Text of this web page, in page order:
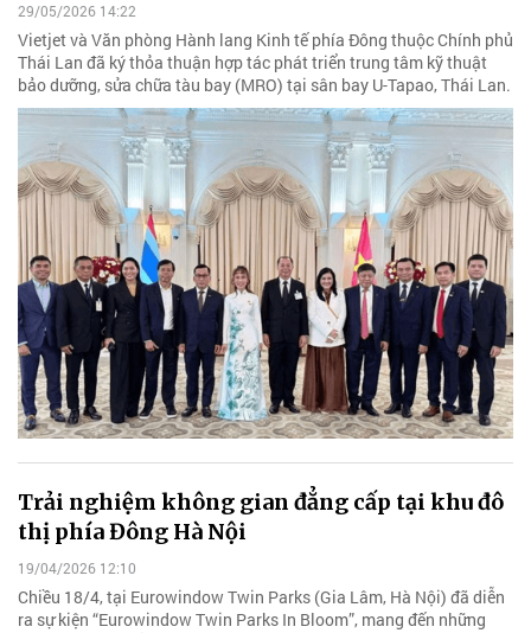
29/05/2026 14:22
Vietjet và Văn phòng Hành lang Kinh tế phía Đông thuộc Chính phủ
Thái Lan đã ký thỏa thuận hợp tác phát triển trung tâm kỹ thuật
bảo dưỡng, sửa chữa tàu bay (MRO) tại sân bay U-Tapao, Thái Lan.
Trải nghiệm không gian đẳng cấp tại khu đô
thị phía Đông Hà Nội
19/04/2026 12:10
Chiều 18/4, tại Eurowindow Twin Parks (Gia Lâm, Hà Nội) đã diễn
ra sự kiện “Eurowindow Twin Parks In Bloom”, mang đến những